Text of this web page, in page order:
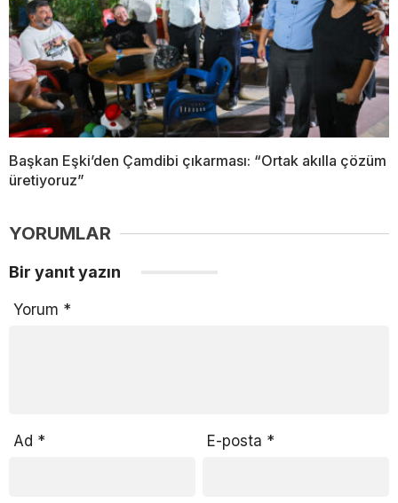
Başkan Eşki’den Çamdibi çıkarması: “Ortak akılla çözüm
üretiyoruz”
YORUMLAR
Bir yanıt yazın
Yorum *
Ad * E-posta *